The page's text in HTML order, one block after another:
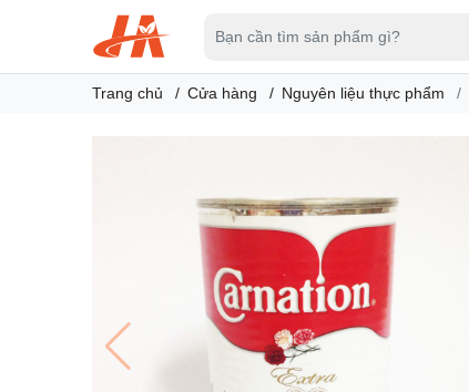
Trang chủ Cửa hàng Nguyên liệu thực phẩm